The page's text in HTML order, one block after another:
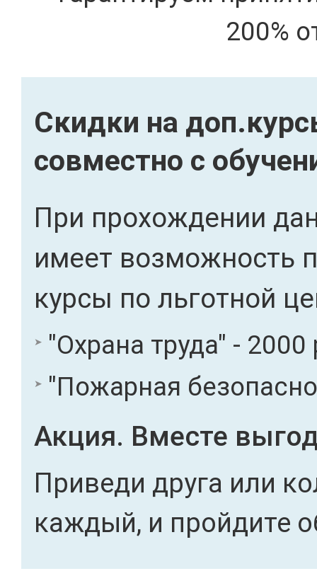
200%
Скидки на
совместно с
При прохождении
имеет возможность
курсы по льготной
"Охрана труда" - 2000
"Пожарная
Акция. Вместе
Приведи друга или
каждый, и пройдите